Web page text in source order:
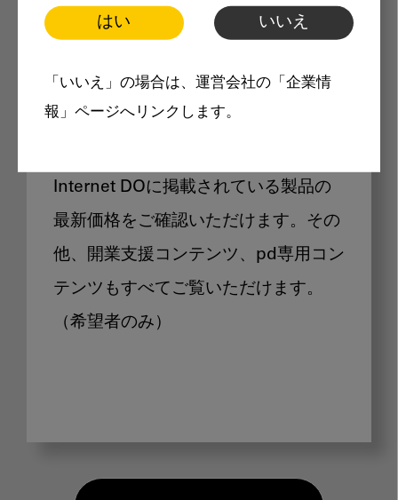
はい いいえ
「いいえ」の場合は、運営会社の「企業情
報」ページへリンクします。
製品価格も閲覧可能
Internet DOに掲載されている製品の
最新価格をご確認いただけます。その
他、開業支援コンテンツ、pd専用コン
テンツもすべてご覧いただけます。
（希望者のみ）